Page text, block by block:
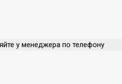
у менеджера по телефону